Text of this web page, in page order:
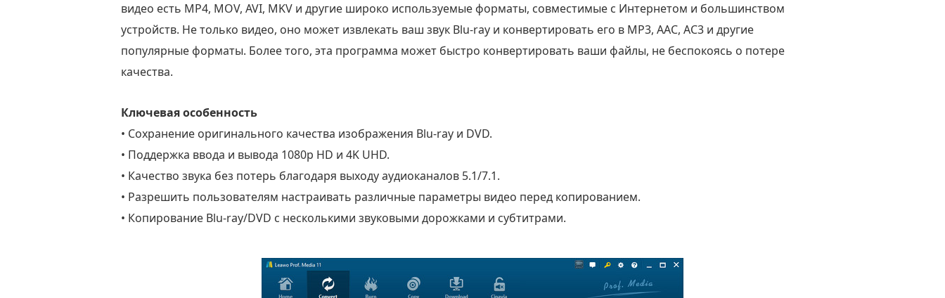
видео есть MP4, MOV, AVI, MKV и другие широко используемые форматы, совместимые с Интернетом и большинством
устройств. Не только видео, оно может извлекать ваш звук Blu-ray и конвертировать его в MP3, AAC, AC3 и другие
популярные форматы. Более того, эта программа может быстро конвертировать ваши файлы, не беспокоясь о потере
качества.
Ключевая особенность
• Сохранение оригинального качества изображения Blu-ray и DVD.
• Поддержка ввода и вывода 1080p HD и 4K UHD.
• Качество звука без потерь благодаря выходу аудиоканалов 5.1/7.1.
• Разрешить пользователям настраивать различные параметры видео перед копированием.
• Копирование Blu-ray/DVD с несколькими звуковыми дорожками и субтитрами.